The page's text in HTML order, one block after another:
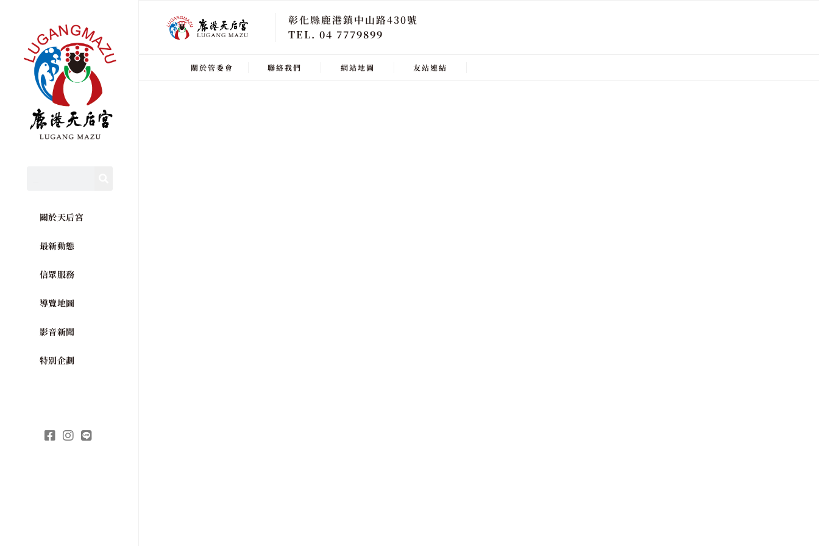
關於天后宮
最新動態
信眾服務
導覽地圖
影音新聞
特別企劃
彰化縣鹿港鎮中山路430號
TEL. 04 7779899
關於管委會 聯絡我們 網站地圖 友站連結